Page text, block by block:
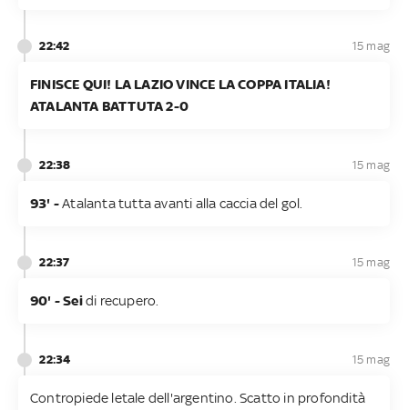
22:42 15 mag
FINISCE QUI! LA LAZIO VINCE LA COPPA ITALIA!
ATALANTA BATTUTA 2-0
22:38 15 mag
93' -Atalanta tutta avanti alla caccia del gol.
22:37 15 mag
90' - Sei​di recupero.
22:34 15 mag
Contropiede letale dell'argentino. Scatto in profondità